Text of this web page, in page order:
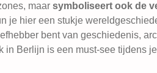
maar symboliseert ook de
je hier een stukje
bent van geschiedenis,
Berlijn is een must-see tijdens